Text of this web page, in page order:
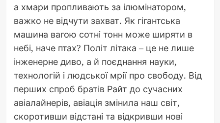
а хмари пропливають за ілюмінатором,
важко не відчути захват. Як гігантська
машина вагою сотні тонн може ширяти в
небі, наче птах? Політ літака – це не лише
інженерне диво, а й поєднання науки,
технологій і людської мрії про свободу. Від
перших спроб братів Райт до сучасних
авіалайнерів, авіація змінила наш світ,
скоротивши відстані та відкривши нові